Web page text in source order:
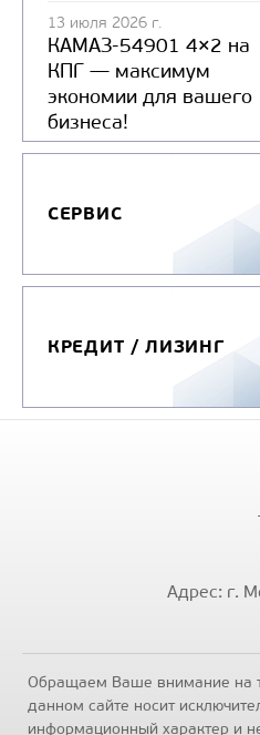
13 июля 2026 г.
КАМАЗ-54901 4×2 на
КПГ — максимум
экономии для вашего
бизнеса!
СЕРВИС
КРЕДИТ / ЛИЗИНГ
Адрес: г.
Обращаем Ваше внимание на
данном сайте носит
информационный характер и